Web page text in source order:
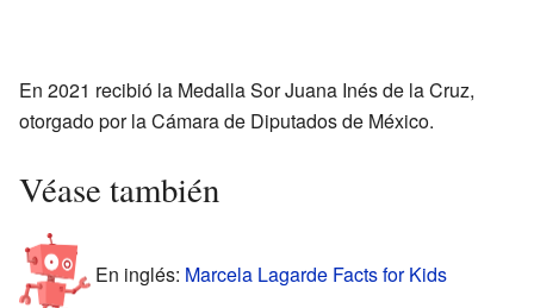
En 2021 recibió la Medalla Sor Juana Inés de la Cruz,
otorgado por la Cámara de Diputados de México.
Véase también
En inglés: Marcela Lagarde Facts for Kids